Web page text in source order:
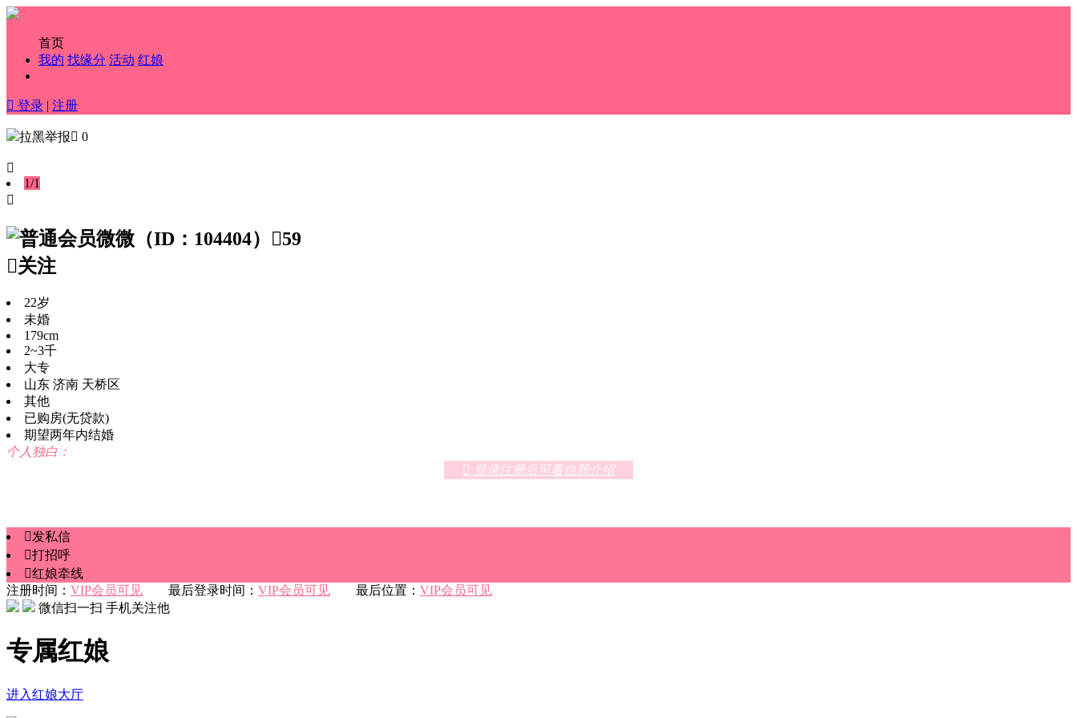
首页
我的 找缘分 活动 红娘
 登录 | 注册
拉黑举报 0

1/1

微微 （ID：104404） 59
关注
22岁
未婚
179cm
2~3千
大专
山东 济南 天桥区
其他
已购房(无贷款)
期望两年内结婚
个人独白：
 登录注册后可看自我介绍
发私信
打招呼
红娘牵线
注册时间： VIP会员可见 最后登录时间： VIP会员可见 最后位置： VIP会员可见
微信扫一扫 手机关注他
专属红娘
进入红娘大厅